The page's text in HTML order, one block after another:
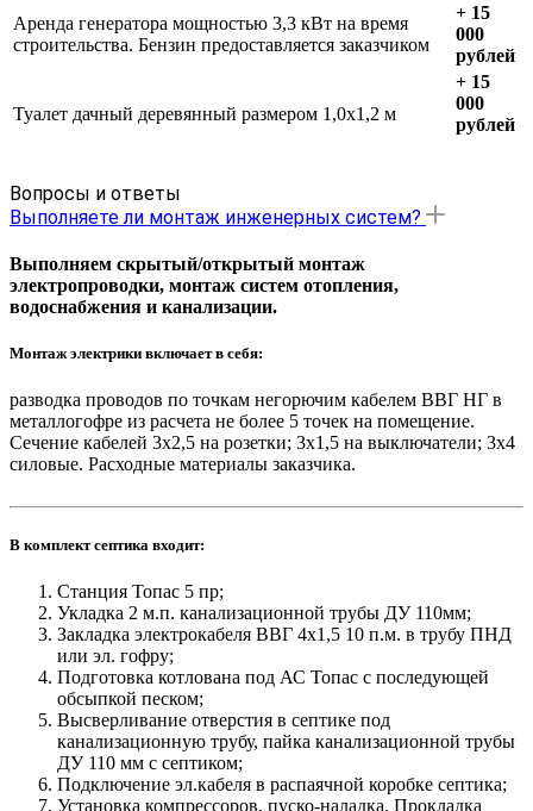
Аренда генератора мощностью 3,3 кВт на время
строительства. Бензин предоставляется заказчиком
+ 15
000
рублей
Туалет дачный деревянный размером 1,0х1,2 м
+ 15
000
рублей
Вопросы и ответы
Выполняете ли монтаж инженерных систем?
Выполняем скрытый/открытый монтаж
электропроводки, монтаж систем отопления,
водоснабжения и канализации.
Монтаж электрики включает в себя:
разводка проводов по точкам негорючим кабелем ВВГ НГ в
металлогофре из расчета не более 5 точек на помещение.
Сечение кабелей 3х2,5 на розетки; 3х1,5 на выключатели; 3х4
силовые. Расходные материалы заказчика.
В комплект септика входит:
Станция Топас 5 пр;
Укладка 2 м.п. канализационной трубы ДУ 110мм;
Закладка электрокабеля ВВГ 4х1,5 10 п.м. в трубу ПНД
или эл. гофру;
Подготовка котлована под АС Топас с последующей
обсыпкой песком;
Высверливание отверстия в септике под
канализационную трубу, пайка канализационной трубы
ДУ 110 мм с септиком;
Подключение эл.кабеля в распаячной коробке септика;
Установка компрессоров, пуско-наладка. Прокладка